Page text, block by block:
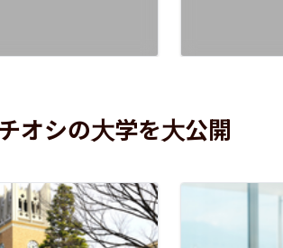
オシの大学を大公開